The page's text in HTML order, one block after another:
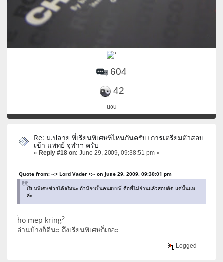
604
42
uou
Re: ม.ปลาย พี่เรียนพิเศษที่ไหนกันครับ+การเตรียมตัวสอบ
เข้า แพทย์ จุฬาฯ ครับ
« Reply #18 on: June 29, 2009, 09:38:51 pm »
Quote from: ~:• Lord Vader •:~ on June 29, 2009, 09:30:01 pm
เรียนพิเศษช่วยได้จริงนะ ถ้าน้องเป็นคนแบบพี่ คือพี่ไม่อ่านแล้วสอบติด แค่นั้นแห
ล่ะ
้ho mep kring2
อ่านบ้างก็ดีนะ ถึงเรียนพิเศษก็เถอะ
Logged